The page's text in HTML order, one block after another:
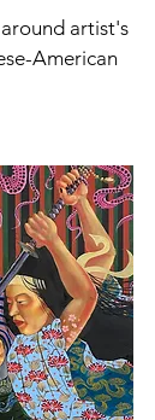
artist's
American